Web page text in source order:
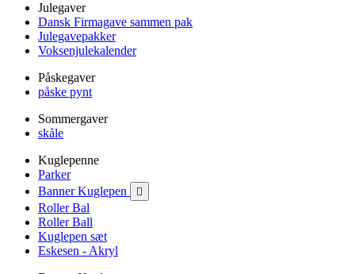
Julegaver
Dansk Firmagave sammen pak
Julegavepakker
Voksenjulekalender
Påskegaver
påske pynt
Sommergaver
skåle
Kuglepenne
Parker
Banner Kuglepen

Roller Bal
Roller Ball
Kuglepen sæt
Eskesen - Akryl